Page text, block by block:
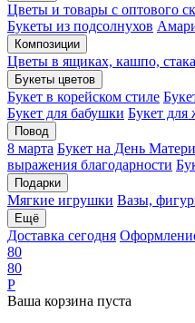
Цветы и товары с оптового
Букеты из подсолнухов
Композиции
Цветы в ящиках, кашпо,
Букеты цветов
Букет в корейском стиле
Букет для бабушки Букет для
Повод
8 марта Букет на День Матери
выражения благодарности
Подарки
Мягкие игрушки Вазы,
Ещё
Доставка сегодня
80
80
Р
Ваша корзина пуста